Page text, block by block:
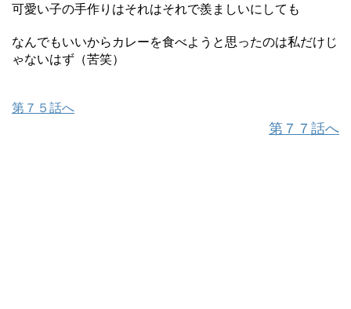
可愛い子の手作りはそれはそれで羨ましいにしても
なんでもいいからカレーを食べようと思ったのは私だけじ
ゃないはず（苦笑）
第７５話へ
第７７話へ